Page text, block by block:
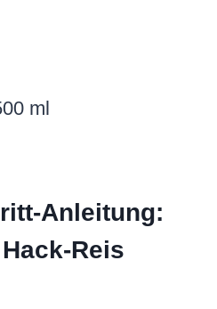
ml
Anleitung:
Reis